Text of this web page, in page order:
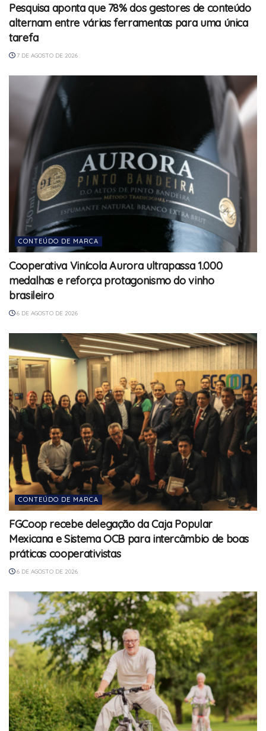
Pesquisa aponta que 78% dos gestores de conteúdo
alternam entre várias ferramentas para uma única
tarefa
7 DE AGOSTO DE 2026
CONTEÚDO DE MARCA
Cooperativa Vinícola Aurora ultrapassa 1.000
medalhas e reforça protagonismo do vinho
brasileiro
6 DE AGOSTO DE 2026
CONTEÚDO DE MARCA
FGCoop recebe delegação da Caja Popular
Mexicana e Sistema OCB para intercâmbio de boas
práticas cooperativistas
6 DE AGOSTO DE 2026